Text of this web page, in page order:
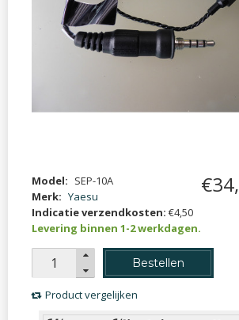
Model: SEP-10A
Merk: Yaesu
Indicatie verzendkosten: €4,50
Levering binnen 1-2 werkdagen.
€34,
Bestellen
Product vergelijken